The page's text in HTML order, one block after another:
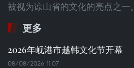
被视为谅山省的文化的亮点之一。
更多
2026年岘港市越韩文化节开幕
08/08/2026 11:07